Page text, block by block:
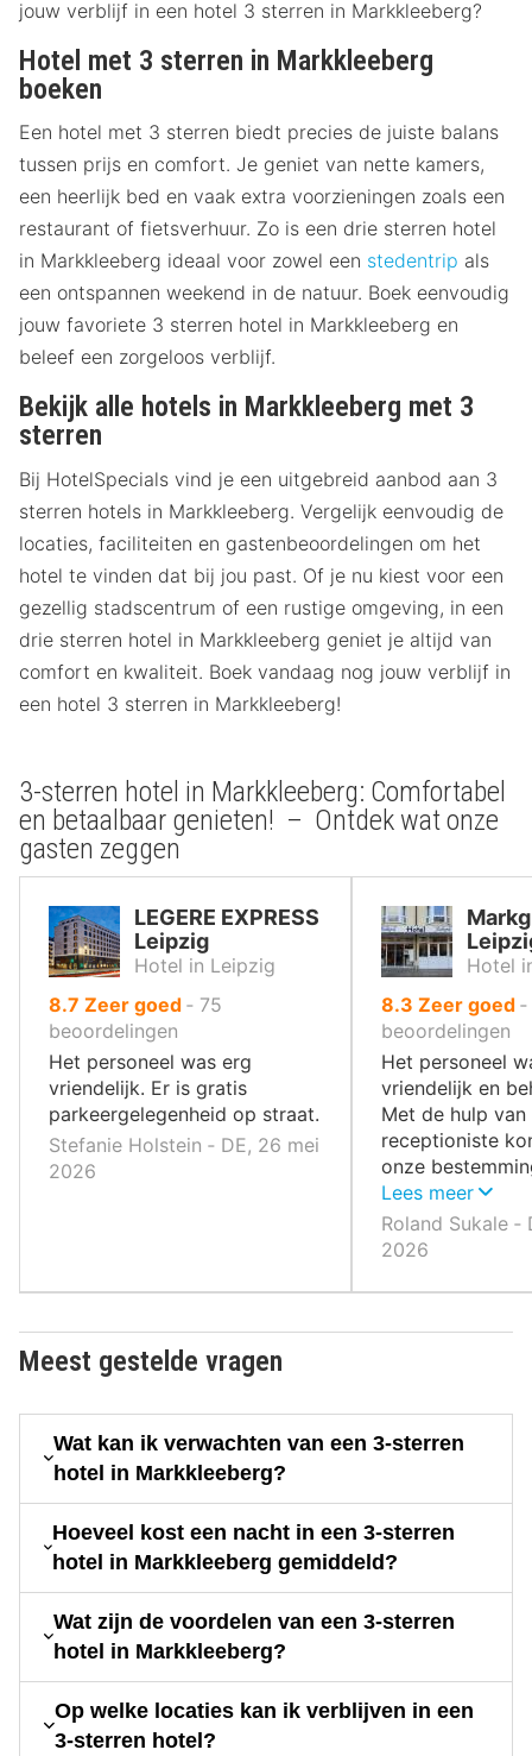
jouw verblijf in een hotel 3 sterren in Markkleeberg?
Hotel met 3 sterren in Markkleeberg
boeken
Een hotel met 3 sterren biedt precies de juiste balans
tussen prijs en comfort. Je geniet van nette kamers,
een heerlijk bed en vaak extra voorzieningen zoals een
restaurant of fietsverhuur. Zo is een drie sterren hotel
in Markkleeberg ideaal voor zowel een stedentrip als
een ontspannen weekend in de natuur. Boek eenvoudig
jouw favoriete 3 sterren hotel in Markkleeberg en
beleef een zorgeloos verblijf.
Bekijk alle hotels in Markkleeberg met 3
sterren
Bij HotelSpecials vind je een uitgebreid aanbod aan 3
sterren hotels in Markkleeberg. Vergelijk eenvoudig de
locaties, faciliteiten en gastenbeoordelingen om het
hotel te vinden dat bij jou past. Of je nu kiest voor een
gezellig stadscentrum of een rustige omgeving, in een
drie sterren hotel in Markkleeberg geniet je altijd van
comfort en kwaliteit. Boek vandaag nog jouw verblijf in
een hotel 3 sterren in Markkleeberg!
3-sterren hotel in Markkleeberg: Comfortabel
en betaalbaar genieten! – Ontdek wat onze
gasten zeggen
LEGERE EXPRESS
Leipzig
Hotel in Leipzig
8.7 uit
10
,
Zeer goed ‐ 75
beoordelingen
Het personeel was erg
vriendelijk. Er is gratis
parkeergelegenheid op straat.
Stefanie Holstein ‐ DE, 26 mei
2026
Hotel
8.3 uit
10
Zeer goed ‐
beoordelingen
Het personeel
vriendelijk en
Met de hulp van
receptioniste
onze
Leipzig vinden.
Lees meer
Roland Sukale ‐
2026
Meest gestelde vragen
Wat kan ik verwachten van een 3-sterren
hotel in Markkleeberg?
Hoeveel kost een nacht in een 3-sterren
hotel in Markkleeberg gemiddeld?
Wat zijn de voordelen van een 3-sterren
hotel in Markkleeberg?
Op welke locaties kan ik verblijven in een
3-sterren hotel?